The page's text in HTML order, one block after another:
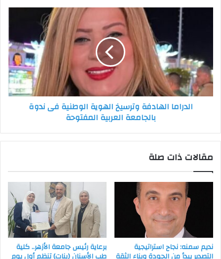
فى
ندوة
بالجامعة
العربية
المفتوحةالدراما الهادفة وترسيخ الهوية الوطنية فى ندوة
بالجامعة العربية المفتوحة
مقالات ذات صلة
نديم سمنه: نجاح استراتيجية
التصدير يبدأ من الجودة وبناء الثقة
برعاية رئيس جامعة الأزهر.. كلية
طب الأسنان (بنات) تنظم أول يوم